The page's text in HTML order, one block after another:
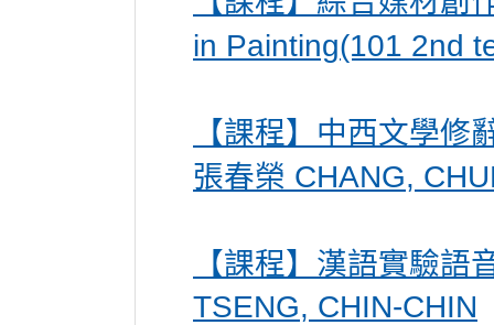
in Painting(101 2nd
【課程】中西文學
張春榮 CHANG,
【課程】漢語實驗
TSENG, CHIN-CHIN